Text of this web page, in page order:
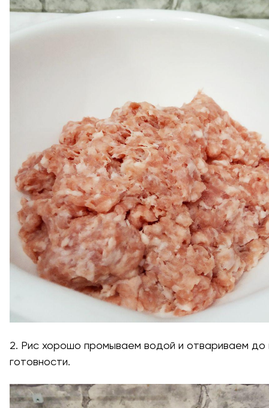
2. Рис хорошо промываем водой и отвариваем до
готовности.